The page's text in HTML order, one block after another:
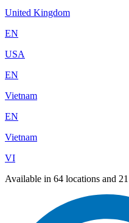
United Kingdom
EN
USA
EN
Vietnam
EN
Vietnam
VI
Available in 64 locations and